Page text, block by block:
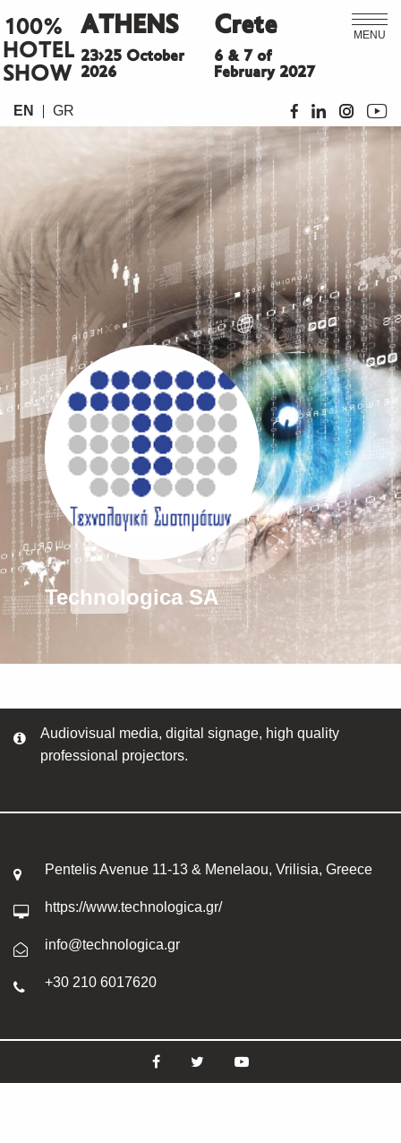
MENU
100%
HOTEL
SHOW
ATHENS
23>25 October
2026
Crete
6 & 7 of
February 2027
EN GR
Technologica SA
Audiovisual media, digital signage, high quality
professional projectors.
Pentelis Avenue 11-13 & Menelaou, Vrilisia, Greece
https://www.technologica.gr/
info@technologica.gr
+30 210 6017620